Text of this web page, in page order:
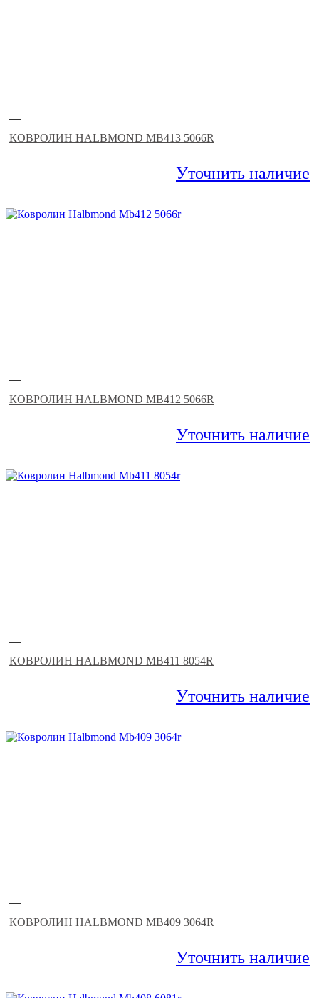
—
КОВРОЛИН HALBMOND MB413 5066R
Уточнить наличие
—
КОВРОЛИН HALBMOND MB412 5066R
Уточнить наличие
—
КОВРОЛИН HALBMOND MB411 8054R
Уточнить наличие
—
КОВРОЛИН HALBMOND MB409 3064R
Уточнить наличие